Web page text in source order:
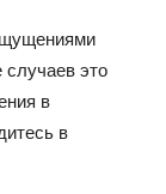
это
в
в